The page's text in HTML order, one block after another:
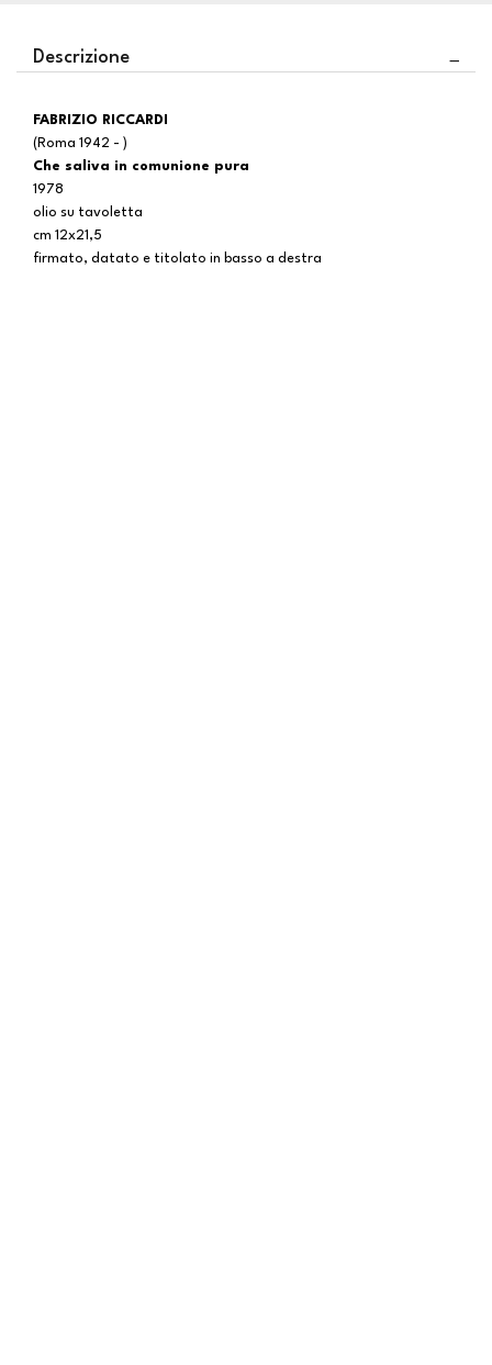
Descrizione
FABRIZIO RICCARDI
(Roma 1942 - )
Che saliva in comunione pura
1978
olio su tavoletta
cm 12x21,5
firmato, datato e titolato in basso a destra